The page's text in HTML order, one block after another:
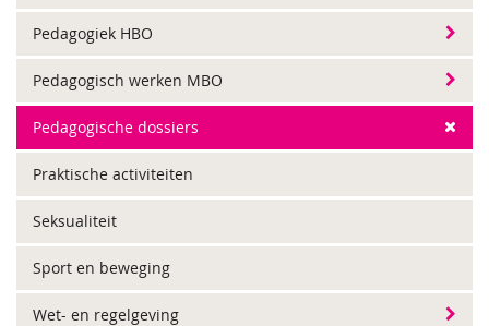
Pedagogiek HBO
Pedagogisch werken MBO
Pedagogische dossiers
Praktische activiteiten
Seksualiteit
Sport en beweging
Wet- en regelgeving